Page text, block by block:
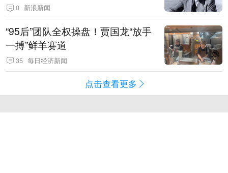
0 新浪新闻
“95后”团队全权操盘！贾国龙“放手
一搏”鲜羊赛道
35 每日经济新闻
点击查看更多